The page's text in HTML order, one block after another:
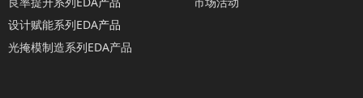
设计赋能系列EDA产品
光掩模制造系列EDA产品